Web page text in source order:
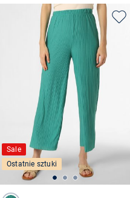
Sale
Ostatnie sztuki